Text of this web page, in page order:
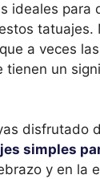
ideales para
tatuajes.
a veces
tienen un
disfrutado
simples
y en la